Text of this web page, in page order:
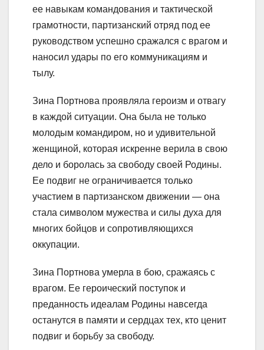
ее навыкам командования и тактической
грамотности, партизанский отряд под ее
руководством успешно сражался с врагом и
наносил удары по его коммуникациям и
тылу.
Зина Портнова проявляла героизм и отвагу
в каждой ситуации. Она была не только
молодым командиром, но и удивительной
женщиной, которая искренне верила в свою
дело и боролась за свободу своей Родины.
Ее подвиг не ограничивается только
участием в партизанском движении — она
стала символом мужества и силы духа для
многих бойцов и сопротивляющихся
оккупации.
Зина Портнова умерла в бою, сражаясь с
врагом. Ее героический поступок и
преданность идеалам Родины навсегда
останутся в памяти и сердцах тех, кто ценит
подвиг и борьбу за свободу.